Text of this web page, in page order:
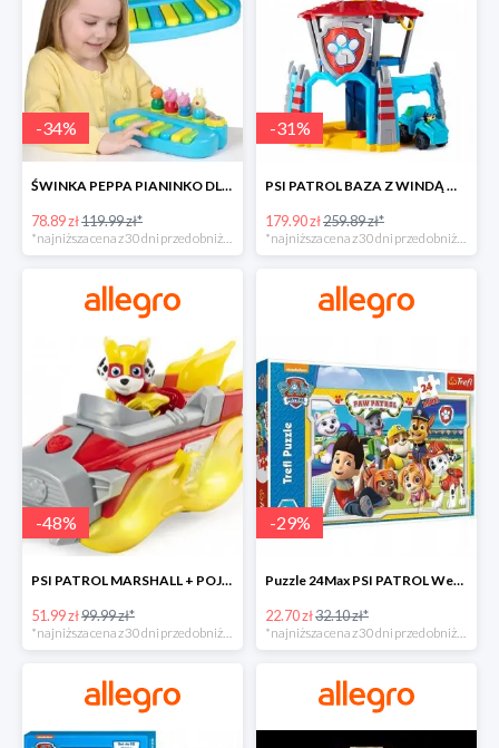
-34%
ŚWINKA PEPPA PIANINKO DLA DZIECI -34%
78.89 zł119.99 zł*
-31%
PSI PATROL BAZA Z WINDĄ WIEŻA + POJAZD AUTO REX -30%
179.90 zł259.89 zł*
-48%
PSI PATROL MARSHALL + POJAZD WÓZ STRAŻACKI DŹWIĘK -48%
51.99 zł99.99 zł*
*najniższa cena z 30 dni przed obniżką
-29%
Puzzle 24Max PSI PATROL Wesoła drużyna TREFL -29%
22.70 zł32.10 zł*
*najniższa cena z 30 dni przed obniżką